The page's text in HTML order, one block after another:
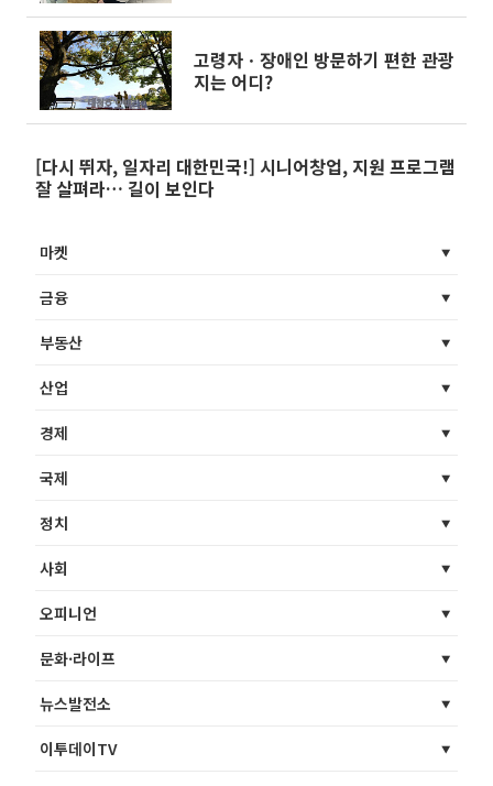
고령자ㆍ장애인 방문하기 편한 관광
지는 어디?
[다시 뛰자, 일자리 대한민국!] 시니어창업, 지원 프로그램
잘 살펴라… 길이 보인다
마켓
금융
부동산
산업
경제
국제
정치
사회
오피니언
문화·라이프
뉴스발전소
이투데이TV